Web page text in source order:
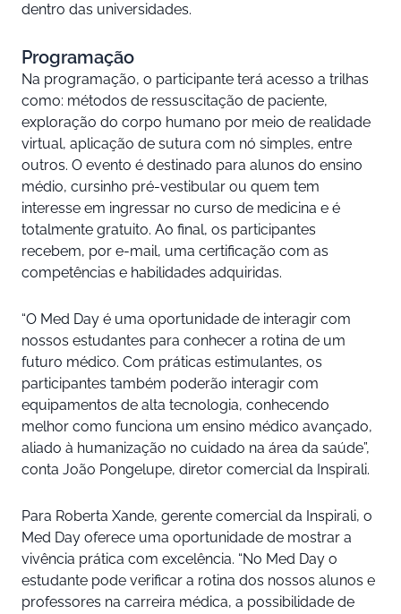
dentro das universidades.
Programação
Na programação, o participante terá acesso a trilhas
como: métodos de ressuscitação de paciente,
exploração do corpo humano por meio de realidade
virtual, aplicação de sutura com nó simples, entre
outros. O evento é destinado para alunos do ensino
médio, cursinho pré-vestibular ou quem tem
interesse em ingressar no curso de medicina e é
totalmente gratuito. Ao final, os participantes
recebem, por e-mail, uma certificação com as
competências e habilidades adquiridas.
“O Med Day é uma oportunidade de interagir com
nossos estudantes para conhecer a rotina de um
futuro médico. Com práticas estimulantes, os
participantes também poderão interagir com
equipamentos de alta tecnologia, conhecendo
melhor como funciona um ensino médico avançado,
aliado à humanização no cuidado na área da saúde”,
conta João Pongelupe, diretor comercial da Inspirali.
Para Roberta Xande, gerente comercial da Inspirali, o
Med Day oferece uma oportunidade de mostrar a
vivência prática com excelência. “No Med Day o
estudante pode verificar a rotina dos nossos alunos e
professores na carreira médica, a possibilidade de